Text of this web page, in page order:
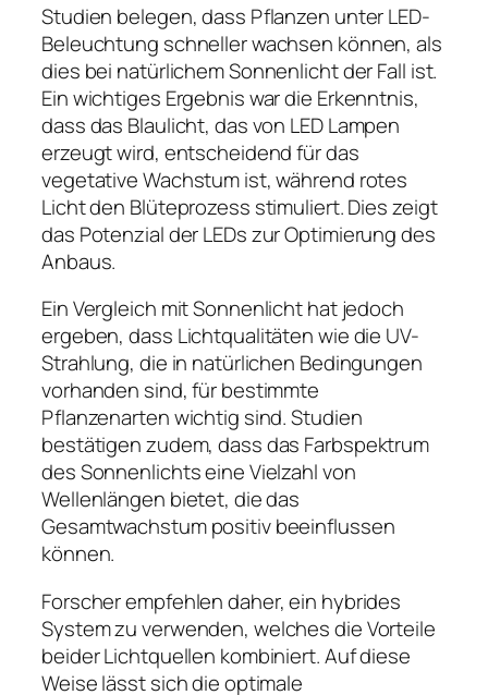
Studien belegen, dass Pflanzen unter LED-
Beleuchtung schneller wachsen können, als
dies bei natürlichem Sonnenlicht der Fall ist.
Ein wichtiges Ergebnis war die Erkenntnis,
dass das Blaulicht, das von LED Lampen
erzeugt wird, entscheidend für das
vegetative Wachstum ist, während rotes
Licht den Blüteprozess stimuliert. Dies zeigt
das Potenzial der LEDs zur Optimierung des
Anbaus.
Ein Vergleich mit Sonnenlicht hat jedoch
ergeben, dass Lichtqualitäten wie die UV-
Strahlung, die in natürlichen Bedingungen
vorhanden sind, für bestimmte
Pflanzenarten wichtig sind. Studien
bestätigen zudem, dass das Farbspektrum
des Sonnenlichts eine Vielzahl von
Wellenlängen bietet, die das
Gesamtwachstum positiv beeinflussen
können.
Forscher empfehlen daher, ein hybrides
System zu verwenden, welches die Vorteile
beider Lichtquellen kombiniert. Auf diese
Weise lässt sich die optimale